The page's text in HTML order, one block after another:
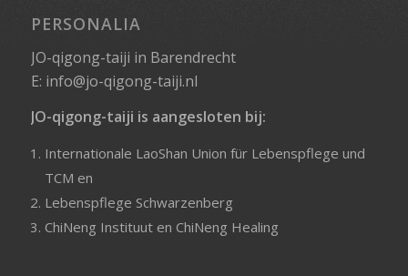
PERSONALIA
JO-qigong-taiji in Barendrecht
E: info@jo-qigong-taiji.nl
JO-qigong-taiji is aangesloten bij:
Internationale LaoShan Union für Lebenspflege und
TCM en
Lebenspflege Schwarzenberg
ChiNeng Instituuten ChiNeng Healing